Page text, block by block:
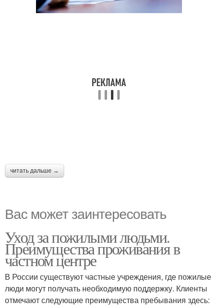
читать дальше →
Вас может заинтересовать
Уход за пожилыми людьми.
Преимущества проживания в
частном центре
В России существуют частные учреждения, где пожилые
люди могут получать необходимую поддержку. Клиенты
отмечают следующие преимущества пребывания здесь: